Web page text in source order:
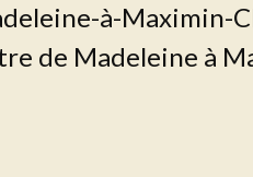
à-Maximin-
de Madeleine à